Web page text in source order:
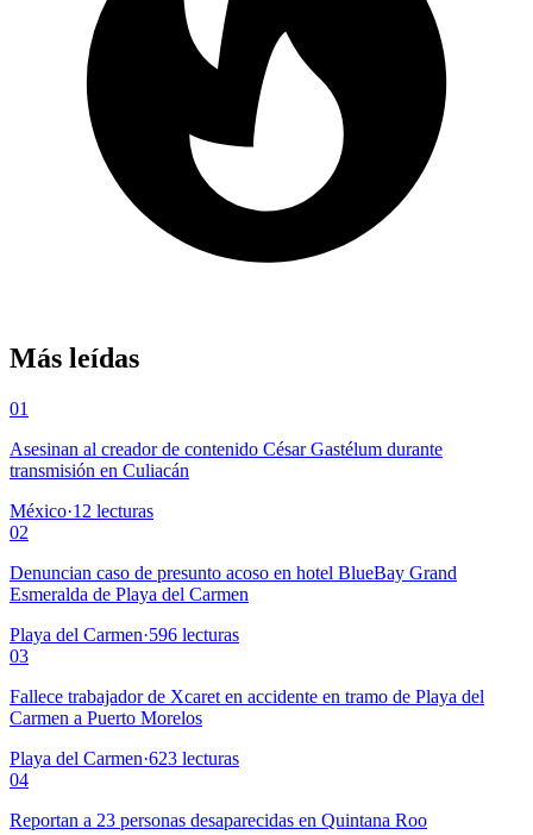
Más leídas
01
Asesinan al creador de contenido César Gastélum durante
transmisión en Culiacán
México·12 lecturas
02
Denuncian caso de presunto acoso en hotel BlueBay Grand
Esmeralda de Playa del Carmen
Playa del Carmen·596 lecturas
03
Fallece trabajador de Xcaret en accidente en tramo de Playa del
Carmen a Puerto Morelos
Playa del Carmen·623 lecturas
04
Reportan a 23 personas desaparecidas en Quintana Roo